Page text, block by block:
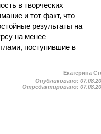
в творческих
и тот факт, что
результаты на
на менее
поступившие в
Екатерина
Опубликовано:
Отредактировано: